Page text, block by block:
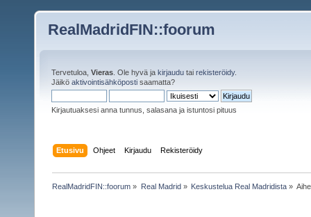
RealMadridFIN::foorum
Tervetuloa, Vieras . Ole hyvä ja kirjaudu tai rekisteröidy.
Jäikö aktivointisähköposti saamatta?
Kirjautuaksesi anna tunnus, salasana ja istuntosi pituus
Etusivu Ohjeet Kirjaudu Rekisteröidy
RealMadridFIN::foorum » Real Madrid» Keskustelua Real Madridista»